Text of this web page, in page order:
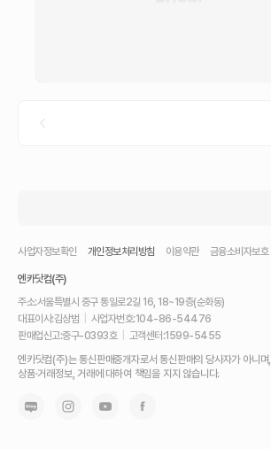
사업자정보확인 개인정보처리방침 이용약관 금융소비자보호
엔카닷컴(주)
주소:서울특별시 중구 통일로2길 16, 18~19층(순화동)
대표이사:김상범 사업자번호:104-86-54476
판매업신고:중구-0393호 고객센터:1599-5455
차
를
고
엔카닷컴(주)는 통신판매중개자로서 통신판매의 당사자가 아니며,
상품·거래정보, 거래에 대하여 책임을 지지 않습니다.